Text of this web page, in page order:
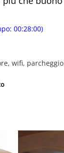
00:28:00)
wifi, parcheggio